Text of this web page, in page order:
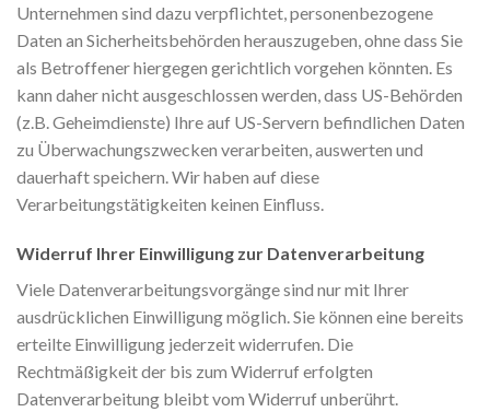
Unternehmen sind dazu verpflichtet, personenbezogene
Daten an Sicherheitsbehörden herauszugeben, ohne dass Sie
als Betroffener hiergegen gerichtlich vorgehen könnten. Es
kann daher nicht ausgeschlossen werden, dass US-Behörden
(z.B. Geheimdienste) Ihre auf US-Servern befindlichen Daten
zu Überwachungszwecken verarbeiten, auswerten und
dauerhaft speichern. Wir haben auf diese
Verarbeitungstätigkeiten keinen Einfluss.
Widerruf Ihrer Einwilligung zur Datenverarbeitung
Viele Datenverarbeitungsvorgänge sind nur mit Ihrer
ausdrücklichen Einwilligung möglich. Sie können eine bereits
erteilte Einwilligung jederzeit widerrufen. Die
Rechtmäßigkeit der bis zum Widerruf erfolgten
Datenverarbeitung bleibt vom Widerruf unberührt.